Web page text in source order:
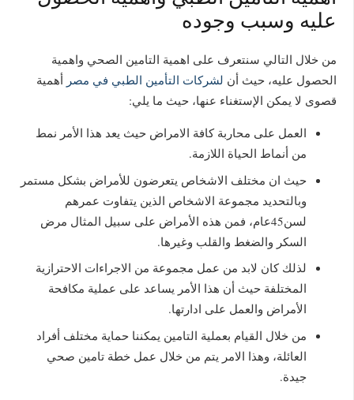
عليه وسبب وجوده
من خلال التالي سنتعرف على اهمية التامين الصحي واهمية
الحصول عليه، حيث أن لشركات التأمين الطبي في مصر أهمية
قصوى لا يمكن الإستغناء عنها، حيث ما يلي:
العمل على محاربة كافة الامراض حيث يعد هذا الأمر نمط
من أنماط الحياة اللازمة.
حيث ان مختلف الاشخاص يتعرضون للأمراض بشكل مستمر
وبالتحديد مجموعة الاشخاص الذين يتفاوت عمرهم
لسن45عام، فمن هذه الأمراض على سبيل المثال مرض
السكر والضغط والقلب وغيرها.
لذلك كان لابد من عمل مجموعة من الاجراءات الاحترازية
المختلفة حيث أن هذا الأمر يساعد على عملية مكافحة
الأمراض والعمل على ادارتها.
من خلال القيام بعملية التامين يمكننا حماية مختلف أفراد
العائلة، وهذا الامر يتم من خلال عمل خطة تامين صحي
جيدة.